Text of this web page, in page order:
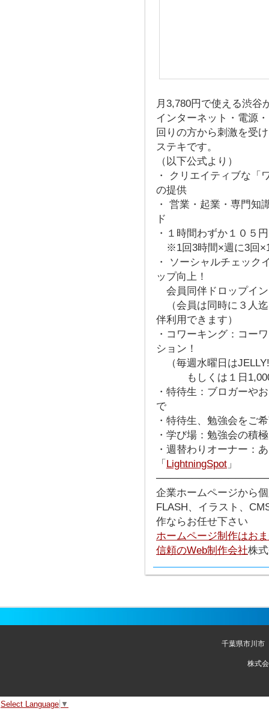
月3,780円で使える渋谷
インターネット・電源
回りの方から刺激を受
ステキです。
（以下公式より）
・ クリエイティブな「
の提供
・ 営業・起業・専門知
ド
・１時間わずか１０５
※1回3時間×週に3回
・ ソーシャルチェック
ップ向上！
会員同伴ドロップイ
（会員は同時に３人
伴利用できます）
・コワーキング：コー
ション！
（毎週水曜日は
もしくは１日1,000
・特待生：ブロガーや
で
・特待生、勉強会をご
・学び場：勉強会の積
・週替わりオーナー：
「 LightningSpot 」
企業ホームページから
FLASH、イラスト、
作ならお任せ下さい
ホームページ制作はお
信頼のWeb制作会社株
千葉県市川市
株式
Select Language ▼